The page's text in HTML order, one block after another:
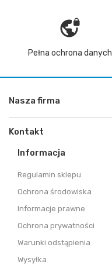
vpn_lock
Pełna ochrona danych
Nasza firma
Kontakt
Informacja
Regulamin sklepu
Ochrona środowiska
Informacje prawne
Ochrona prywatności
Warunki odstąpienia
Wysyłka